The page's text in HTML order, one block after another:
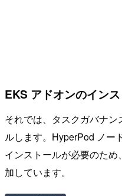
EKS アドオンのイン
それでは、タスクガバナ
ルします。HyperPod ノー
インストールが必要のた
加しています。